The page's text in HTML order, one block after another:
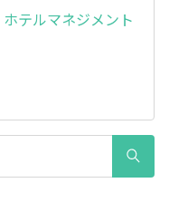
テルマネジメント